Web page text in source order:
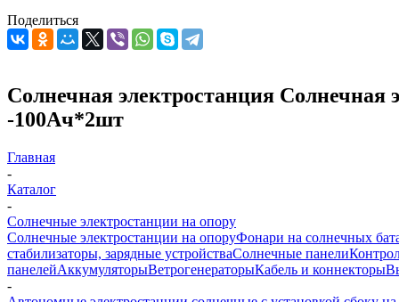
Поделиться
Солнечная электростанция
-100Aч*2шт
Главная
-
Каталог
-
Солнечные электростанции на опору
Солнечные электростанции на опоруФонари на солнечных
стабилизаторы, зарядные устройстваСолнечные панели
панелейАккумуляторыВетрогенераторыКабель и коннекторы
-